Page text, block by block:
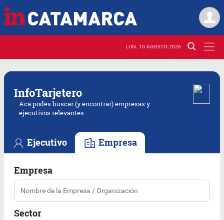
LUN. 10 AGOSTO 2026
InfoTarjetero
Acá podés buscar (y encontrar) empresas y
ejecutivos relevantes
Ejecutivo Empresa
Empresa
Sector